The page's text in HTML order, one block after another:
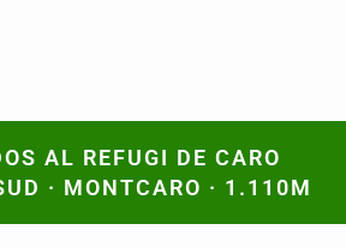
AL REFUGI DE CARO
· MONTCARO · 1.110M
AL REFUGI DE CARO
· MONTCARO · 1.110M